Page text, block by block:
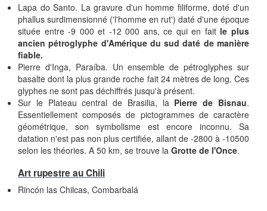
Lapa do Santo. La gravure d'un homme filiforme, doté d'un
phallus surdimensionné ('l'homme en rut') daté d'une époque
située entre -9 000 et -12 000 ans, ce qui en fait le plus
ancien pétroglyphe d'Amérique du sud daté de manière
fiable.
Pierre d'Inga, Paraíba. Un ensemble de pétroglyphes sur
basalte dont la plus grande roche fait 24 mètres de long. Ces
glyphes ne sont pas déchiffrés jusqu'à présent.
Sur le Plateau central de Brasilia, la Pierre de Bisnau.
Essentiellement composés de pictogrammes de caractère
géométrique, son symbolisme est encore inconnu. Sa
datation n'est pas non plus certifiée, allant de -2800 à -10500
selon les théories. A 50 km, se trouve la Grotte de l'Once.
Art rupestre au Chili
Rincón las Chilcas, Combarbalá